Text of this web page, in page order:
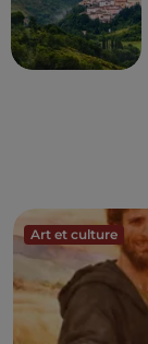
Art et culture